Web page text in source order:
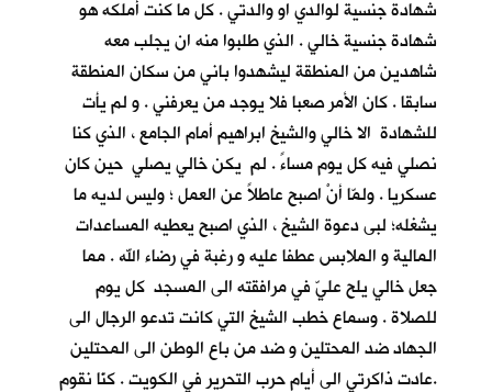
شهادة جنسية لوالدي او والدتي . كل ما كنت أملكه هو
شهادة جنسية خالي . الذي طلبوا منه ان يجلب معه
شاهدين من المنطقة ليشهدوا باني من سكان المنطقة
سابقا . كان الأمر صعبا فلا يوجد من يعرفني . و لم يأت
للشهادة الا خالي والشيخ ابراهيم أمام الجامع ، الذي كنا
نصلي فيه كل يوم مساءً . لم يكن خالي يصلي حين كان
عسكريا . ولمّا أنْ اصبح عاطلاً عن العمل ؛ وليس لديه ما
يشغله؛ لبى دعوة الشيخ ، الذي اصبح يعطيه المساعدات
المالية و الملابس عطفا عليه و رغبة في رضاء الله . مما
جعل خالي يلح عليّ في مرافقته الى المسجد كل يوم
للصلاة . وسماع خطب الشيخ التي كانت تدعو الرجال الى
الجهاد ضد المحتلين و ضد من باع الوطن الى المحتلين
.عادت ذاكرتي الى أيام حرب التحرير في الكويت . كنّا نقوم